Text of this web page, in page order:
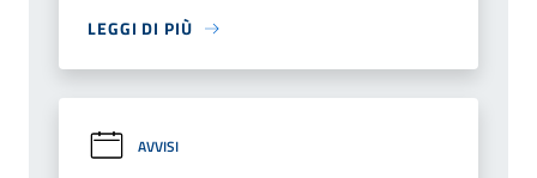
LEGGI DI PIÙ
AVVISI